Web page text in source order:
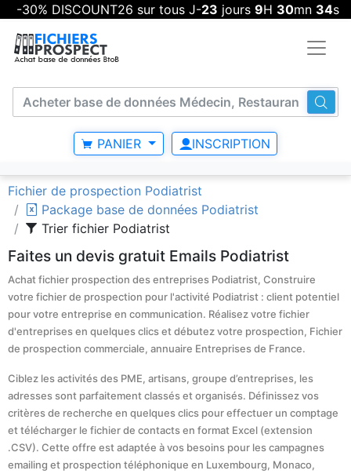
-30% DISCOUNT26 sur tous J-23 jours 9H 30mn 34s
PANIER INSCRIPTION
Fichier de prospection Podiatrist
Package base de données Podiatrist
Trier fichier Podiatrist
Faites un devis gratuit Emails Podiatrist
Achat fichier prospection des entreprises Podiatrist, Construire
votre fichier de prospection pour l'activité Podiatrist : client potentiel
pour votre entreprise en communication. Réalisez votre fichier
d'entreprises en quelques clics et débutez votre prospection, Fichier
de prospection commerciale, annuaire Entreprises de France.
Ciblez les activités des PME, artisans, groupe d’entreprises, les
adresses sont parfaitement classés et organisés. Définissez vos
critères de recherche en quelques clics pour effectuer un comptage
et télécharger le fichier de contacts en format Excel (extension
.CSV). Cette offre est adaptée à vos besoins pour les campagnes
emailing et prospection téléphonique en Luxembourg, Monaco,